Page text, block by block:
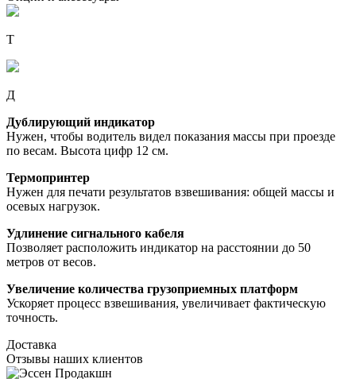
Т
Д
Дублирующий индикатор
Нужен, чтобы водитель видел показания массы при проезде
по весам. Высота цифр 12 см.
Термопринтер
Нужен для печати результатов взвешивания: общей массы и
осевых нагрузок.
Удлинение сигнального кабеля
Позволяет расположить индикатор на расстоянии до 50
метров от весов.
Увеличение количества грузоприемных платформ
Ускоряет процесс взвешивания, увеличивает фактическую
точность.
Доставка
Отзывы наших клиентов